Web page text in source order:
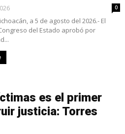
0
a 5 de agosto del 2026.- El
del Estado aprobó por
es el primer
justicia: Torres